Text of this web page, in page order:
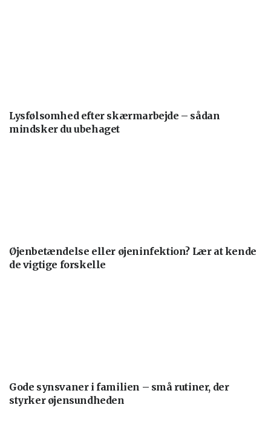
Lysfølsomhed efter skærmarbejde – sådan
mindsker du ubehaget
Øjenbetændelse eller øjeninfektion? Lær at kende
de vigtige forskelle
Gode synsvaner i familien – små rutiner, der
styrker øjensundheden